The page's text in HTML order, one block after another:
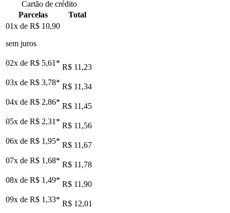
Cartão de crédito
Parcelas
Total
01x de R$ 10,90
sem juros
02x de R$ 5,61 * R$ 11,23
03x de R$ 3,78* R$ 11,34
04x de R$ 2,86* R$ 11,45
05x de R$ 2,31 * R$ 11,56
06x de R$ 1,95* R$ 11,67
07x de R$ 1,68* R$ 11,78
08x de R$ 1,49* R$ 11,90
09x de R$ 1,33* R$ 12,01